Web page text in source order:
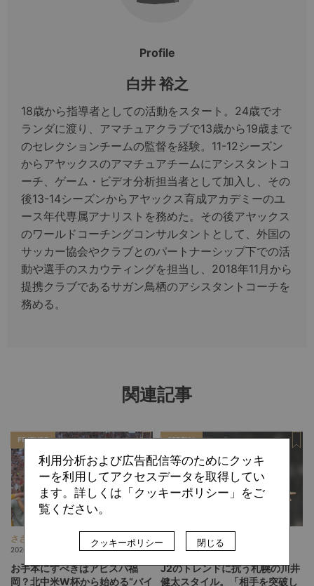
Profile
白井 裕之
18歳から指導者としての活動をスタート。24歳でオ
ランダに渡り、アマチュアクラブで13歳から19歳まで
のセレクションチームの監督を経験。11-12シーズン
からアヤックスのアマチュアチームにアシスタントコ
ーチ、ゲーム・ビデオ分析担当者として加入し、その
後13-14シーズンからアヤックス育成アカデミーのユ
ース年代専属アナリストを務めた。その後アヤックス
のワールドコーチングコンサルタントとして、外国の
サッカー協会やクラブとのパートナーシップ下での活
動や選手のスカウティングを担当し、2018年11月から
提携クラブであるサガン鳥栖のアシスタントコーチを
務める。
関連記事
FEATURE
ささゆか
2026.08.09
お手本にすべきはアビスパ福
岡？北中米W杯から始める“バイ
SPECIAL
2026.08.07
J2のトレンドに抗う札幌の川井
健太スタイル。「相手を突破し
利用分析および広告配信等のためにクッキ
ーを利用してアクセスデータを取得してい
ます。詳しくは「クッキーポリシー」をご
覧ください。
クッキーポリシー 閉じる